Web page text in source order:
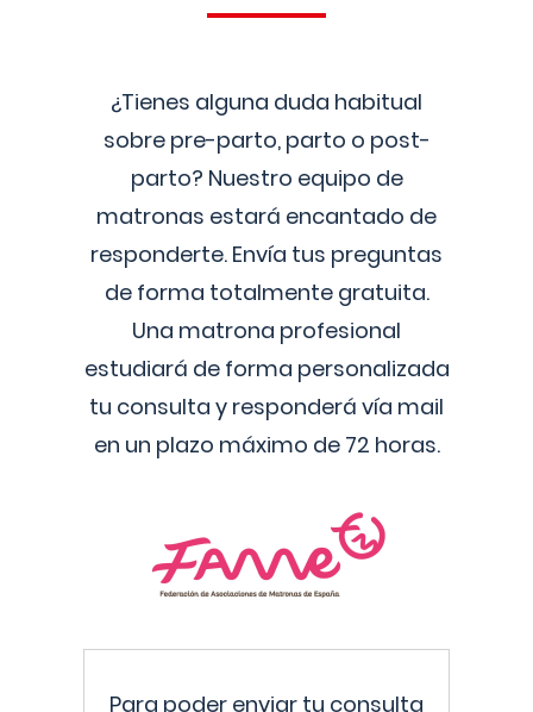
¿Tienes alguna duda habitual
sobre pre-parto, parto o post-
parto? Nuestro equipo de
matronas estará encantado de
responderte. Envía tus preguntas
de forma totalmente gratuita.
Una matrona profesional
estudiará de forma personalizada
tu consulta y responderá vía mail
en un plazo máximo de 72 horas.
Para poder enviar tu consulta